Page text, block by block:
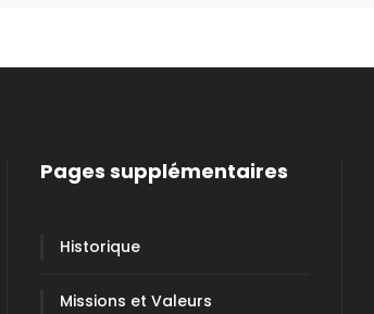
Pages supplémentaires
Historique
Missions et Valeurs